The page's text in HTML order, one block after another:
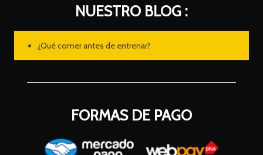
NUESTRO BLOG :
¿Qué comer antes de entrenar?
FORMAS DE PAGO